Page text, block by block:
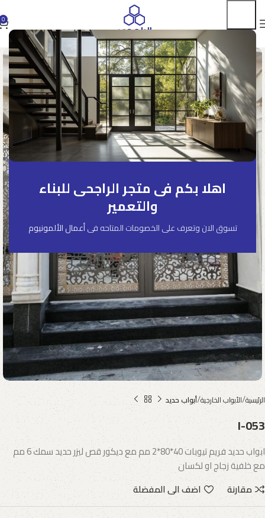
اهلا بكم فى متجر الراجحى للبناء
والتعمير
تسوق الان وتعرف على الخصومات المتاحه فىأعمال الألمونيوم
0
الرئيسية الأبواب الخارجية أبواب حديد
I-053
ابواب حديد فريم تيوبات 40*80*2 مم مع ديكور قص ليزر حديد سمك 6 مم
مع خلفية زجاج او لكسان
مقارنة
اضف الى المفضلة